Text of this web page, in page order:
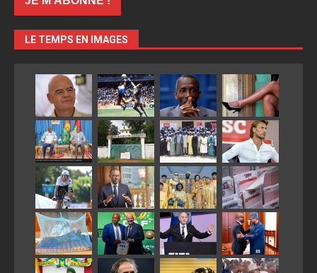
LE TEMPS EN IMAGES